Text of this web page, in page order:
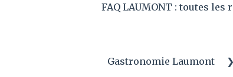
FAQ LAUMONT : toutes
Gastronomie Laumont